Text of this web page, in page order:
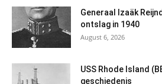
Generaal Izaäk
ontslag in 1940
August 6, 2026
USS Rhode Island
geschiedenis